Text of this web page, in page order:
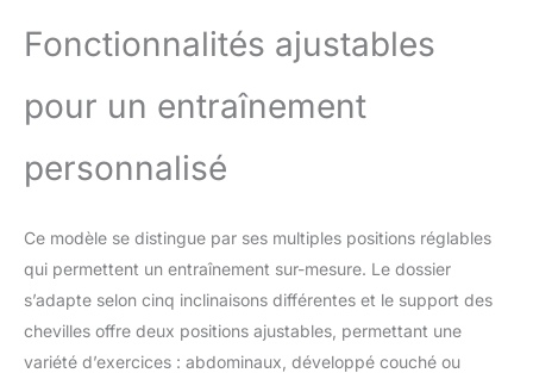
et 7j/7 pour résoudre les problèmes à temps.
Solutions 100% satisfaisantes！
Fonctionnalités ajustables
pour un entraînement
personnalisé
Ce modèle se distingue par ses multiples positions réglables
qui permettent un entraînement sur-mesure. Le dossier
s’adapte selon cinq inclinaisons différentes et le support des
chevilles offre deux positions ajustables, permettant une
variété d’exercices : abdominaux, développé couché ou